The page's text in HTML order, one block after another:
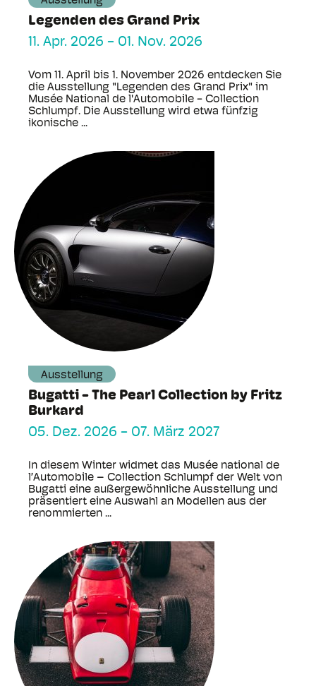
Legenden des Grand Prix
11. Apr. 2026 - 01. Nov. 2026
Vom 11. April bis 1. November 2026 entdecken Sie
die Ausstellung "Legenden des Grand Prix" im
Musée National de l'Automobile - Collection
Schlumpf. Die Ausstellung wird etwa fünfzig
ikonische ...
Ausstellung
Bugatti - The Pearl Collection by Fritz
Burkard
05. Dez. 2026 - 07. März 2027
In diesem Winter widmet das Musée national de
l’Automobile – Collection Schlumpf der Welt von
Bugatti eine außergewöhnliche Ausstellung und
präsentiert eine Auswahl an Modellen aus der
renommierten ...